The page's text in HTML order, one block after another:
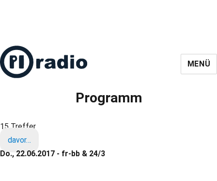
MENÜ
Programm
15 Treffer
davor…
Do., 22.06.2017 - fr-bb & 24/3